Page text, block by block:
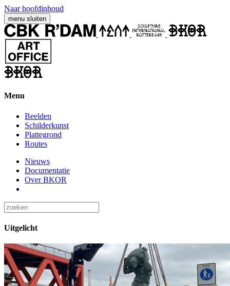
Naar hoofdinhoud
menu sluiten
Menu
Beelden
Schilderkunst
Plattegrond
Routes
Nieuws
Documentatie
Over BKOR
Uitgelicht